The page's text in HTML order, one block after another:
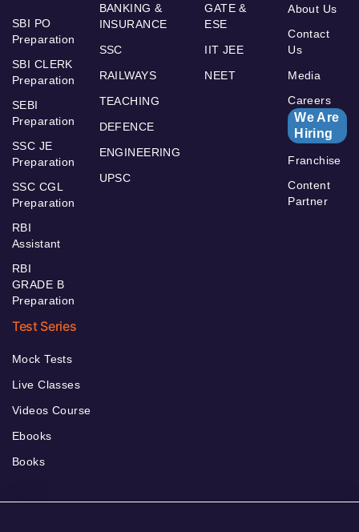
SBI PO
Preparation
SBI CLERK
Preparation
SEBI
Preparation
SSC JE
Preparation
SSC CGL
Preparation
RBI
Assistant
RBI
GRADE B
Preparation
BANKING &
INSURANCE
SSC
RAILWAYS
TEACHING
DEFENCE
ENGINEERING
UPSC
GATE &
ESE
IIT JEE
NEET
About Us
Contact
Us
Media
Careers
We Are
Hiring
Franchise
Content
Partner
Test Series
Mock Tests
Live Classes
Videos Course
Ebooks
Books